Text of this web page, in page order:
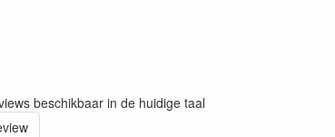
beschikbaar in de huidige taal